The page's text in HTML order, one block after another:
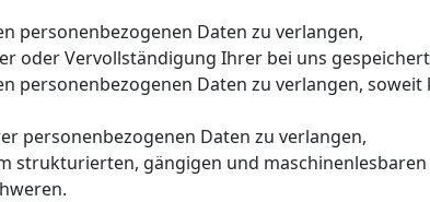
personenbezogenen Daten zu verlangen,
oder Vervollständigung Ihrer bei uns
personenbezogenen Daten zu verlangen,
personenbezogenen Daten zu verlangen,
strukturierten, gängigen und